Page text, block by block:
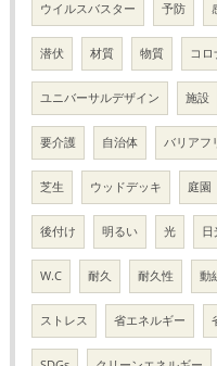
ウイルスバスター 予防
潜伏 材質 物質 コロ
ユニバーサルデザイン 施設
要介護 自治体 バリアフ
芝生 ウッドデッキ 庭園
後付け 明るい 光 日
W.C 耐久 耐久性 動
ストレス 省エネルギー